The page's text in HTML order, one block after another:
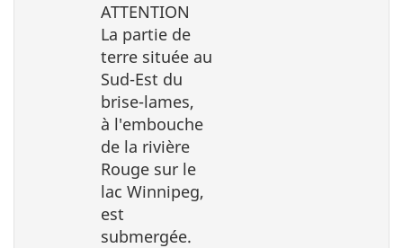
ATTENTION
La partie de
terre située au
Sud-Est du
brise-lames,
à l′embouche
de la rivière
Rouge sur le
lac Winnipeg,
est
submergée.